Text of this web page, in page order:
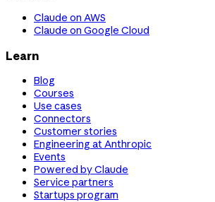
Claude on AWS
Claude on Google Cloud
Learn
Blog
Courses
Use cases
Connectors
Customer stories
Engineering at Anthropic
Events
Powered by Claude
Service partners
Startups program